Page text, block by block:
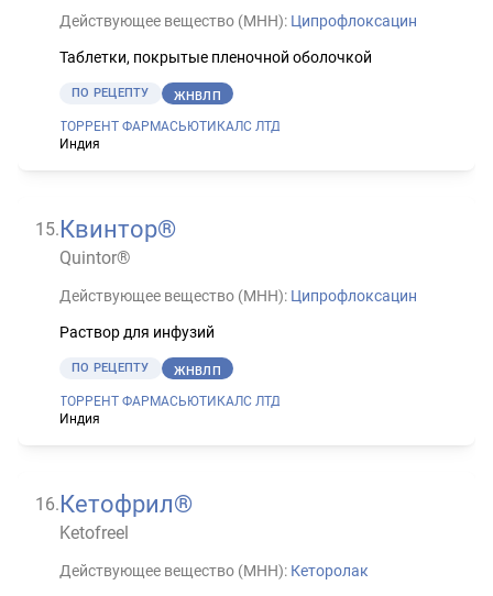
Действующее вещество (МНН): Ципрофлоксацин
Таблетки, покрытые пленочной оболочкой
ПО РЕЦЕПТУ ЖНВЛП
ТОРРЕНТ ФАРМАСЬЮТИКАЛС ЛТД
Индия
15.Квинтор®
Quintor®
Действующее вещество (МНН): Ципрофлоксацин
Раствор для инфузий
ПО РЕЦЕПТУ ЖНВЛП
ТОРРЕНТ ФАРМАСЬЮТИКАЛС ЛТД
Индия
16.Кетофрил®
Ketofreel
Действующее вещество (МНН): Кеторолак